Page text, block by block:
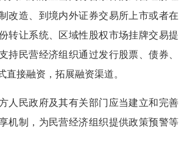
改造、到境内外证券交易所上市或者在
转让系统、区域性股权市场挂牌交易提
持民营经济组织通过发行股票、债券、
直接融资，拓展融资渠道。
民政府及其有关部门应当建立和完善
机制，为民营经济组织提供政策预警等